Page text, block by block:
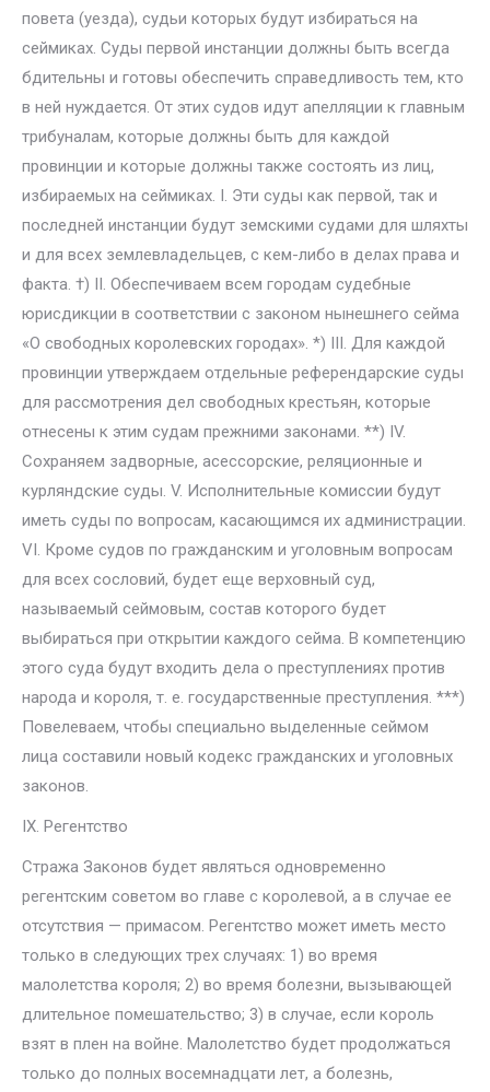
повета (уезда), судьи которых будут избираться на
сеймиках. Суды первой инстанции должны быть всегда
бдительны и готовы обеспечить справедливость тем, кто
в ней нуждается. От этих судов идут апелляции к главным
трибуналам, которые должны быть для каждой
провинции и которые должны также состоять из лиц,
избираемых на сеймиках. I. Эти суды как первой, так и
последней инстанции будут земскими судами для шляхты
и для всех землевладельцев, с кем-либо в делах права и
факта. †) II. Обеспечиваем всем городам судебные
юрисдикции в соответствии с законом нынешнего сейма
«О свободных королевских городах». *) III. Для каждой
провинции утверждаем отдельные референдарские суды
для рассмотрения дел свободных крестьян, которые
отнесены к этим судам прежними законами. **) IV.
Сохраняем задворные, асессорские, реляционные и
курляндские суды. V. Исполнительные комиссии будут
иметь суды по вопросам, касающимся их администрации.
VI. Кроме судов по гражданским и уголовным вопросам
для всех сословий, будет еще верховный суд,
называемый сеймовым, состав которого будет
выбираться при открытии каждого сейма. В компетенцию
этого суда будут входить дела о преступлениях против
народа и короля, т. е. государственные преступления. ***)
Повелеваем, чтобы специально выделенные сеймом
лица составили новый кодекс гражданских и уголовных
законов.
IX. Регентство
Стража Законов будет являться одновременно
регентским советом во главе с королевой, а в случае ее
отсутствия — примасом. Регентство может иметь место
только в следующих трех случаях: 1) во время
малолетства короля; 2) во время болезни, вызывающей
длительное помешательство; 3) в случае, если король
взят в плен на войне. Малолетство будет продолжаться
только до полных восемнадцати лет, а болезнь,